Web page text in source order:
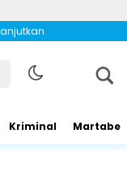
Kriminal Martabe